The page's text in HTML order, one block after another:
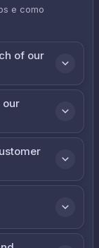
e como
of our
our